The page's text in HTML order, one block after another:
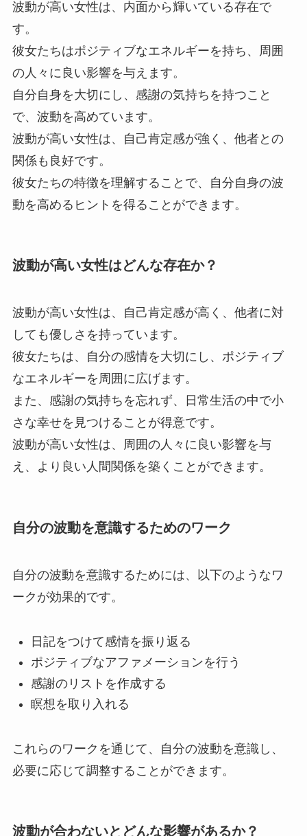
波動が高い女性は、内面から輝いている存在で
す。
彼女たちはポジティブなエネルギーを持ち、周囲
の人々に良い影響を与えます。
自分自身を大切にし、感謝の気持ちを持つこと
で、波動を高めています。
波動が高い女性は、自己肯定感が強く、他者との
関係も良好です。
彼女たちの特徴を理解することで、自分自身の波
動を高めるヒントを得ることができます。
波動が高い女性はどんな存在か？
波動が高い女性は、自己肯定感が高く、他者に対
しても優しさを持っています。
彼女たちは、自分の感情を大切にし、ポジティブ
なエネルギーを周囲に広げます。
また、感謝の気持ちを忘れず、日常生活の中で小
さな幸せを見つけることが得意です。
波動が高い女性は、周囲の人々に良い影響を与
え、より良い人間関係を築くことができます。
自分の波動を意識するためのワーク
自分の波動を意識するためには、以下のようなワ
ークが効果的です。
日記をつけて感情を振り返る
ポジティブなアファメーションを行う
感謝のリストを作成する
瞑想を取り入れる
これらのワークを通じて、自分の波動を意識し、
必要に応じて調整することができます。
波動が合わないとどんな影響があるか？